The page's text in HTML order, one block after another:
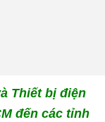
Thiết bị điện
đến các tỉnh